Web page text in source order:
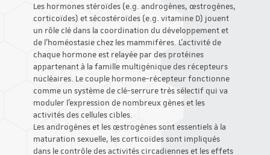
Les hormones stéroïdes (e.g. androgènes, œstrogènes,
corticoïdes) et sécostéroïdes (e.g. vitamine D) jouent
un rôle clé dans la coordination du développement et
de l’homéostasie chez les mammifères. L’activité de
chaque hormone est relayée par des protéines
appartenant à la famille multigénique des récepteurs
nucléaires. Le couple hormone-récepteur fonctionne
comme un système de clé-serrure très sélectif qui va
moduler l’expression de nombreux gènes et les
activités des cellules cibles.
Les androgènes et les œstrogènes sont essentiels à la
maturation sexuelle, les corticoïdes sont impliqués
dans le contrôle des activités circadiennes et les effets